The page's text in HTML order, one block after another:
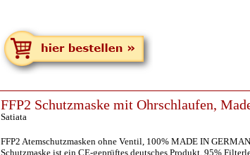
FFP2 Schutzmaske mit Ohrschlaufen,
Satiata
FFP2 Atemschutzmasken ohne Ventil, 100% MADE IN
Schutzmaske ist ein CE-geprüftes deutsches Produkt. 95%